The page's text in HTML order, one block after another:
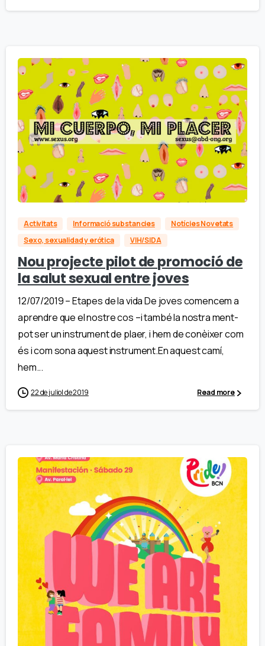
Activitats Informació substancies
Notícies Novetats
Sexo, sexualidad y erótica
VIH/SIDA
Nou projecte pilot de promoció de
la salut sexual entre joves
12/07/2019 – Etapes de la vida De joves comencem a
aprendre que el nostre cos –i també la nostra ment-
pot ser un instrument de plaer, i hem de conèixer com
és i com sona aquest instrument.En aquest camí,
hem...
22 de juliol de 2019 Read more